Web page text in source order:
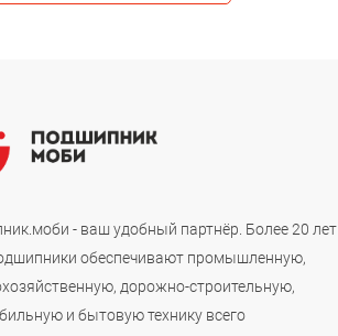
- ваш удобный партнёр. Более 20 лет
обеспечивают промышленную,
дорожно-строительную,
и бытовую технику всего